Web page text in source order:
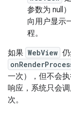
参数为 null
向用户显示
程。
如果 WebView
一次），但不会
响应，系统只会
次。